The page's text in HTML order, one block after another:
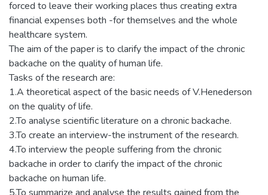
forced to leave their working places thus creating extra
financial expenses both -for themselves and the whole
healthcare system.
The aim of the paper is to clarify the impact of the chronic
backache on the quality of human life.
Tasks of the research are:
1.A theoretical aspect of the basic needs of V.Henederson
on the quality of life.
2.To analyse scientific literature on a chronic backache.
3.To create an interview-the instrument of the research.
4.To interview the people suffering from the chronic
backache in order to clarify the impact of the chronic
backache on human life.